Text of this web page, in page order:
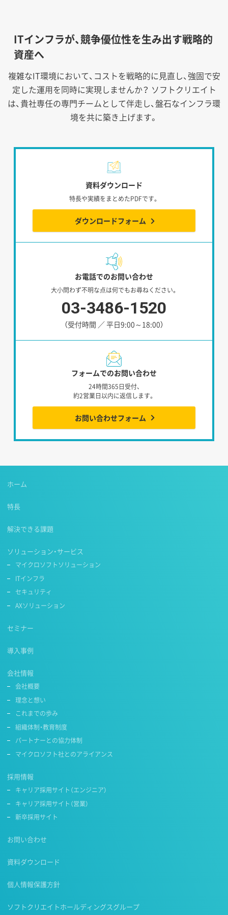
ITインフラが、競争優位性を生み出す戦略的
資産へ
複雑なIT環境において、コストを戦略的に見直し、強固で安
定した運用を同時に実現しませんか？ ソフトクリエイト
は、貴社専任の専門チームとして伴走し、盤石なインフラ環
境を共に築き上げます。
資料ダウンロード
特長や実績をまとめたPDFです。
ダウンロードフォーム
お電話でのお問い合わせ
大小問わず不明な点は何でもお尋ねください。
03-3486-1520
（受付時間 ／ 平日9:00～18:00）
フォームでのお問い合わせ
24時間365日受付、
約2営業日以内に返信します。
お問い合わせフォーム
ホーム
特長
解決できる課題
ソリューション・サービス
マイクロソフトソリューション
ITインフラ
セキュリティ
AXソリューション
セミナー
導入事例
会社情報
会社概要
理念と想い
これまでの歩み
組織体制・教育制度
パートナーとの協力体制
マイクロソフト社とのアライアンス
採用情報
キャリア採用サイト（エンジニア）
キャリア採用サイト（営業）
新卒採用サイト
お問い合わせ
資料ダウンロード
個人情報保護方針
ソフトクリエイトホールディングスグループ